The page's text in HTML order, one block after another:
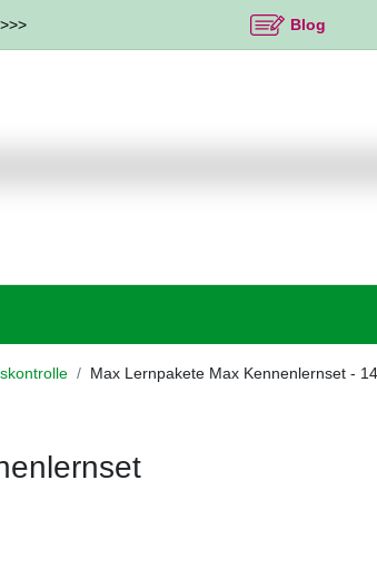
Blog
Max Lernpakete Max Kennenlernset- 14